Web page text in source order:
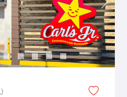
Next
)